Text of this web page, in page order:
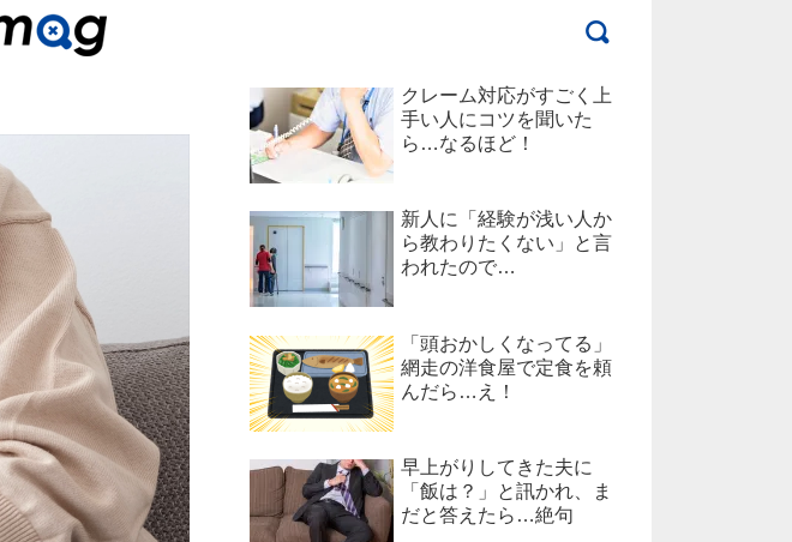
クレーム対応がすごく上
手い人にコツを聞いた
ら…なるほど！
新人に「経験が浅い人か
ら教わりたくない」と言
われたので…
「頭おかしくなってる」
網走の洋食屋で定食を頼
んだら…え！
早上がりしてきた夫に
「飯は？」と訊かれ、ま
だと答えたら…絶句